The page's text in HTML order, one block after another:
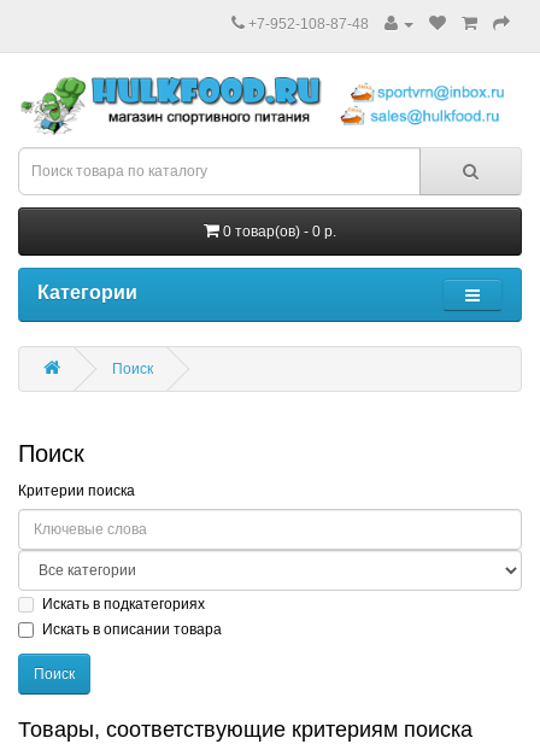
+7-952-108-87-48
0 товар(ов) - 0 р.
Категории
Поиск
Поиск
Критерии поиска
Искать в подкатегориях
Искать в описании товара
Товары, соответствующие критериям поиска